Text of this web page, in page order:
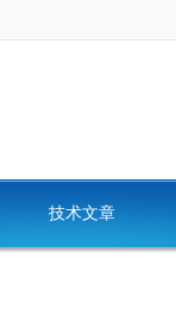
技术文章